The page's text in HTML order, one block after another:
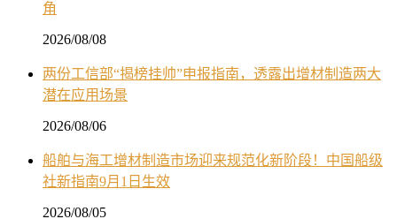
角
2026/08/08
两份工信部“揭榜挂帅”申报指南，透露出增材制造两大
潜在应用场景
2026/08/06
船舶与海工增材制造市场迎来规范化新阶段！中国船级
社新指南9月1日生效
2026/08/05